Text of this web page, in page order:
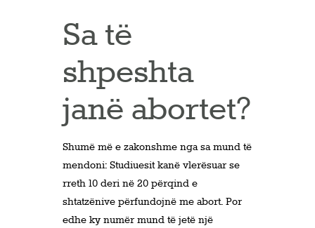
Sa të
shpeshta
janë abortet?
Shumë më e zakonshme nga sa mund të
mendoni: Studiuesit kanë vlerësuar se
rreth 10 deri në 20 përqind e
shtatzënive përfundojnë me abort. Por
edhe ky numër mund të jetë një